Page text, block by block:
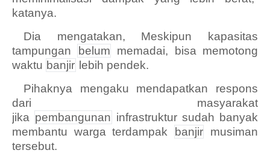
katanya.
Dia mengatakan, Meskipun kapasitas
tampungan
belum memadai, bisa memotong
waktu banjir lebih pendek.
Pihaknya mengaku mendapatkan respons
dari masyarakat
jika pembangunan infrastruktur sudah banyak
membantu warga terdampak
banjir musiman
tersebut.